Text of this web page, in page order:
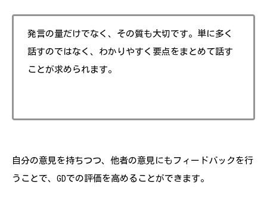
発言の量だけでなく、その質も大切です。単に多く
話すのではなく、わかりやすく要点をまとめて話す
ことが求められます。
自分の意見を持ちつつ、他者の意見にもフィードバックを行
うことで、GDでの評価を高めることができます。